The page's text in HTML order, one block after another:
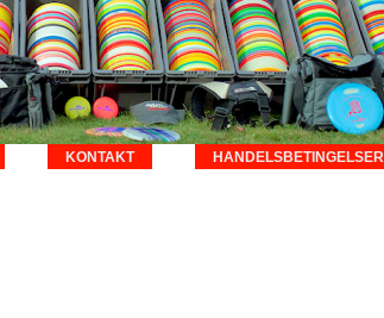
HANDELSBETINGELSER
KONTAKT